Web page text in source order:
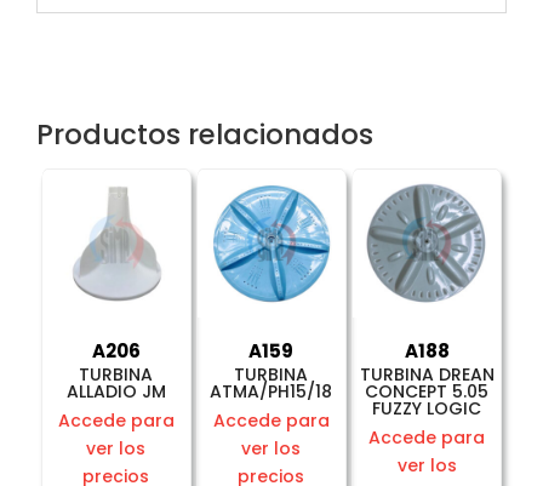
Productos relacionados
A206
TURBINA
ALLADIO JM
Accede para
ver los
precios
A159
TURBINA
ATMA/PH15/18
Accede para
ver los
precios
A188
TURBINA DREAN
CONCEPT 5.05
FUZZY LOGIC
Accede para
ver los